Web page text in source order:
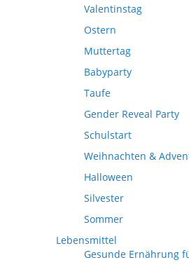
Valentinstag
Ostern
Muttertag
Babyparty
Taufe
Gender Reveal Party
Schulstart
Weihnachten &
Halloween
Silvester
Sommer
Lebensmittel
Gesunde Ernährung